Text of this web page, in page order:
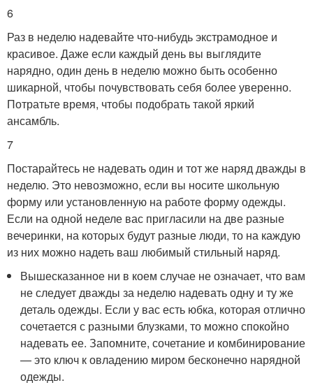
6
Раз в неделю надевайте что-нибудь экстрамодное и
красивое. Даже если каждый день вы выглядите
нарядно, один день в неделю можно быть особенно
шикарной, чтобы почувствовать себя более уверенно.
Потратьте время, чтобы подобрать такой яркий
ансамбль.
7
Постарайтесь не надевать один и тот же наряд дважды в
неделю. Это невозможно, если вы носите школьную
форму или установленную на работе форму одежды.
Если на одной неделе вас пригласили на две разные
вечеринки, на которых будут разные люди, то на каждую
из них можно надеть ваш любимый стильный наряд.
Вышесказанное ни в коем случае не означает, что вам
не следует дважды за неделю надевать одну и ту же
деталь одежды. Если у вас есть юбка, которая отлично
сочетается с разными блузками, то можно спокойно
надевать ее. Запомните, сочетание и комбинирование
— это ключ к овладению миром бесконечно нарядной
одежды.